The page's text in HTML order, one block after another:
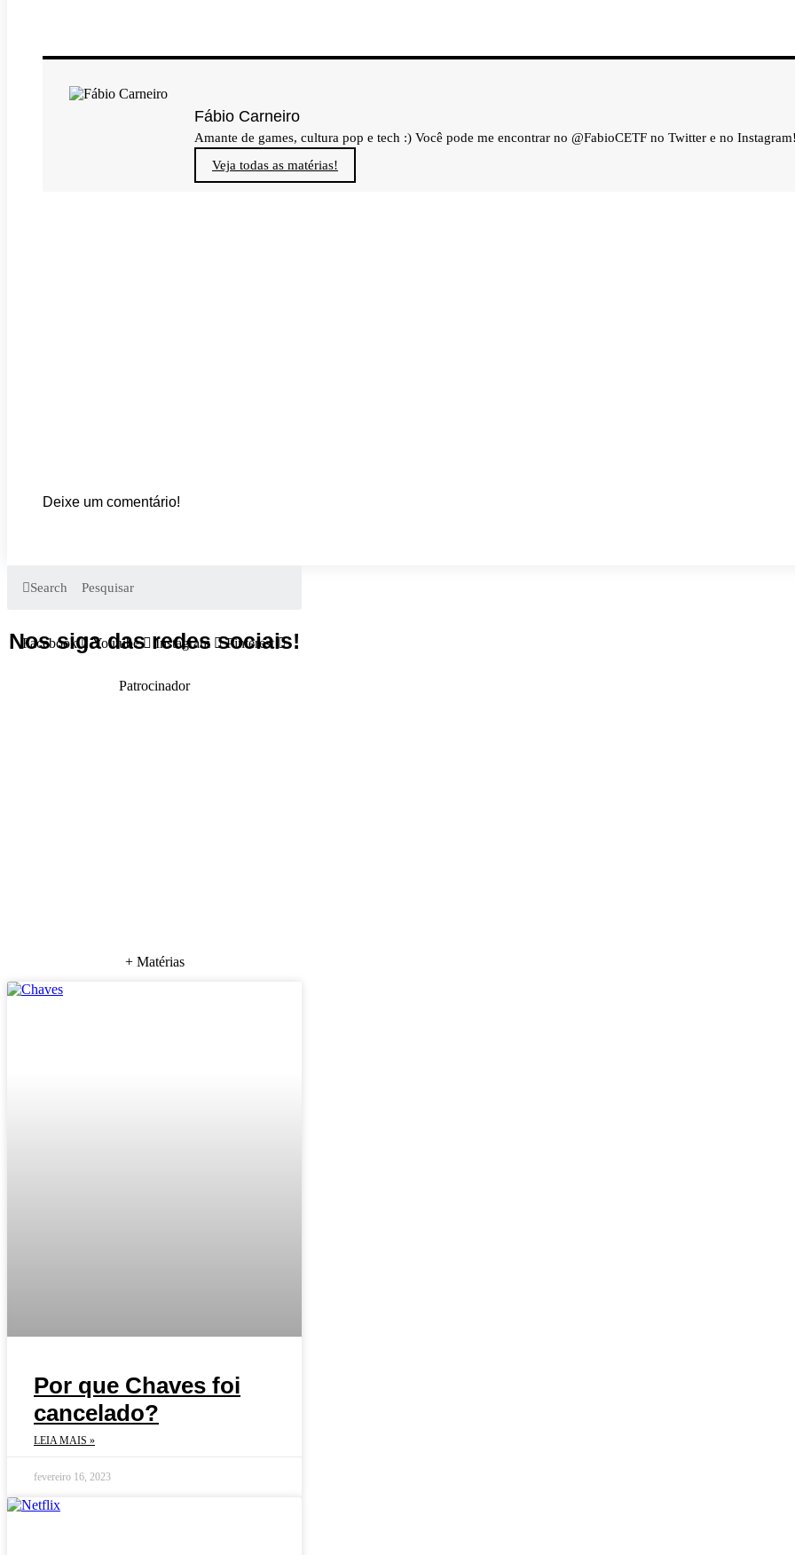
Fábio Carneiro
Amante de games, cultura pop e tech :) Você pode me encontrar no @FabioCETF no Twitter e no
Veja todas as matérias!
Deixe um comentário!
Search
Nos siga das redes sociais!
Facebook Youtube Instagram Pinterest
Patrocinador
+ Matérias
Por que Chaves foi
cancelado?
LEIA MAIS »
fevereiro 16, 2023